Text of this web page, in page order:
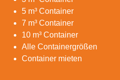
5 m³ Container
7 m³ Container
10 m³ Container
Alle Containergrößen
Container mieten